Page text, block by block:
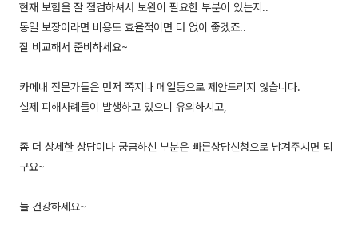
현재 보험을 잘 점검하셔서 보완이 필요한 부분이 있는지..
동일 보장이라면 비용도 효율적이면 더 없이 좋겠죠..
잘 비교해서 준비하세요~
카페내 전문가들은 먼저 쪽지나 메일등으로 제안드리지 않습니다.
실제 피해사례들이 발생하고 있으니 유의하시고,
좀 더 상세한 상담이나 궁금하신 부분은 빠른상담신청으로 남겨주시면 되
구요~
늘 건강하세요~